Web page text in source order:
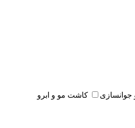
جوانسازی کاشت مو و ابرو